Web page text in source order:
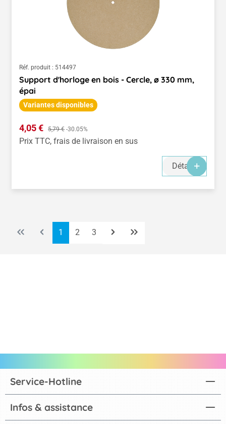
Réf. produit : 514497
Support d'horloge en bois - Cercle, ø 330 mm,
épai
Variantes disponibles
Prix de vente :
4,05 € Prix régulier :
5,79 € -30.05%
Prix TTC, frais de livraison en sus
Détails
Page
1 Page
2 Page
3
Service-Hotline
Infos & assistance